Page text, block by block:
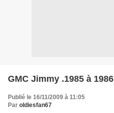
GMC Jimmy .1985 à 1986
Publié le 16/11/2009 à 11:05
Par oldiesfan67